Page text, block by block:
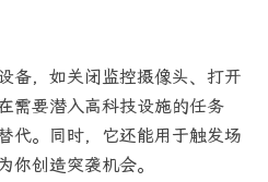
备，如关闭监控摄像头、打开
需要潜入高科技设施的任务
代。同时，它还能用于触发场
你创造突袭机会。